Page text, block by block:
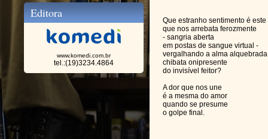
Editora
www.komedi.com.br
tel.:(19)3234.4864
Que estranho sentimento é este
que nos arrebata ferozmente
- sangria aberta
em postas de sangue virtual -
vergalhando a alma
chibata onipresente
do invisível feitor?
A dor que nos une
é a mesma do amor
quando se presume
o golpe final.